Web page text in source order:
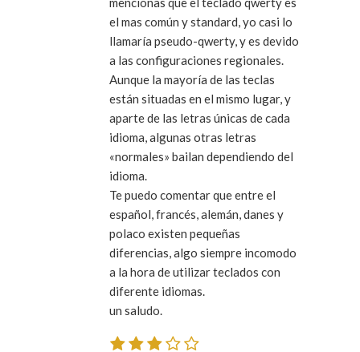
el mas común y standard, yo casi lo
llamaría pseudo-qwerty, y es devido
a las configuraciones regionales.
Aunque la mayoría de las teclas
están situadas en el mismo lugar, y
aparte de las letras únicas de cada
idioma, algunas otras letras
«normales» bailan dependiendo del
idioma.
Te puedo comentar que entre el
español, francés, alemán, danes y
polaco existen pequeñas
diferencias, algo siempre incomodo
a la hora de utilizar teclados con
diferente idiomas.
un saludo.